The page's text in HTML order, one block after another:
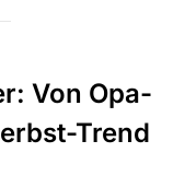
Von Opa-
Trend